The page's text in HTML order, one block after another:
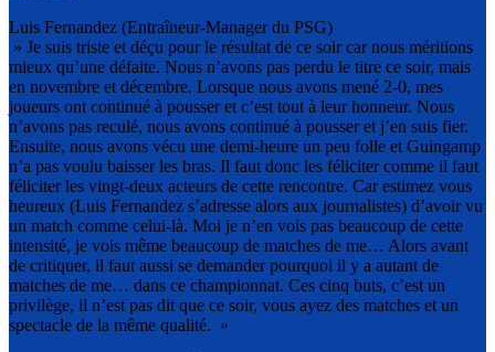
Luis Fernandez (Entraîneur-Manager du PSG)
» Je suis triste et déçu pour le résultat de ce soir car nous méritions
mieux qu’une défaite. Nous n’avons pas perdu le titre ce soir, mais
en novembre et décembre. Lorsque nous avons mené 2-0, mes
joueurs ont continué à pousser et c’est tout à leur honneur. Nous
n’avons pas reculé, nous avons continué à pousser et j’en suis fier.
Ensuite, nous avons vécu une demi-heure un peu folle et Guingamp
n’a pas voulu baisser les bras. Il faut donc les féliciter comme il faut
féliciter les vingt-deux acteurs de cette rencontre. Car estimez vous
heureux (Luis Fernandez s’adresse alors aux journalistes) d’avoir vu
un match comme celui-là. Moi je n’en vois pas beaucoup de cette
intensité, je vois même beaucoup de matches de me… Alors avant
de critiquer, il faut aussi se demander pourquoi il y a autant de
matches de me… dans ce championnat. Ces cinq buts, c’est un
privilège, il n’est pas dit que ce soir, vous ayez des matches et un
spectacle de la même qualité. »